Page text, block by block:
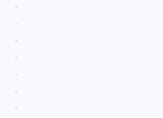
.
.
.
.
.
.
.